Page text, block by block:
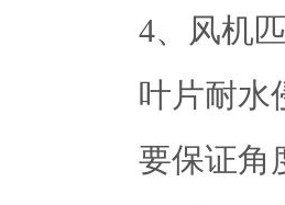
4、风机
叶片耐水
要保证角